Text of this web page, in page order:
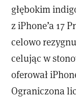
głębokim
z iPhone’a 17
celowo
celując w
oferował
Ograniczona